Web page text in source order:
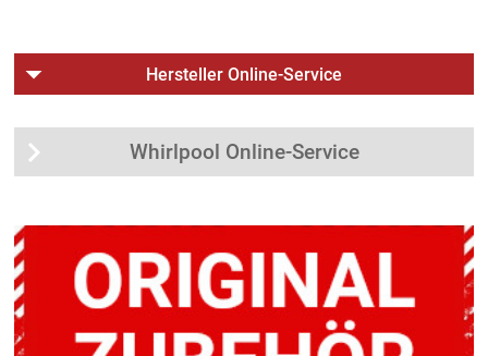
Hersteller Online-Service
Whirlpool Online-Service